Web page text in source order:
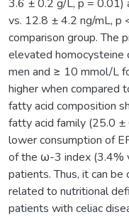
3.6 ± 0.2 g/L, p = 0.01)
vs. 12.8 ± 4.2 ng/mL, p
comparison group. The
elevated
men and ≥ 10 mmol/L
higher when compared
fatty acid composition
fatty acid family (25.0
lower consumption of
of the ω-3 index (3.4%
patients. Thus, it can
related to nutritional
patients with celiac